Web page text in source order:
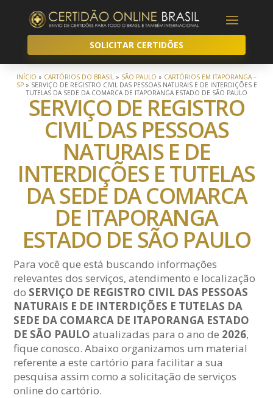
SOLICITAR CERTIDÕES
INÍCIO » CARTÓRIOS DO BRASIL » SÃO PAULO » CARTÓRIOS EM ITAPORANGA –
SP» SERVIÇO DE REGISTRO CIVIL DAS PESSOAS NATURAIS E DE INTERDIÇÕES E
TUTELAS DA SEDE DA COMARCA DE ITAPORANGA ESTADO DE SÃO PAULO
SERVIÇO DE REGISTRO
CIVIL DAS PESSOAS
NATURAIS E DE
INTERDIÇÕES E TUTELAS
DA SEDE DA COMARCA
DE ITAPORANGA
ESTADO DE SÃO PAULO
Para você que está buscando informações
relevantes dos serviços, atendimento e localização
do SERVIÇO DE REGISTRO CIVIL DAS PESSOAS
NATURAIS E DE INTERDIÇÕES E TUTELAS DA
SEDE DA COMARCA DE ITAPORANGA ESTADO
DE SÃO PAULO atualizadas para o ano de 2026,
fique conosco. Abaixo organizamos um material
referente a este cartório para facilitar a sua
pesquisa assim como a solicitação de serviços
online do cartório.